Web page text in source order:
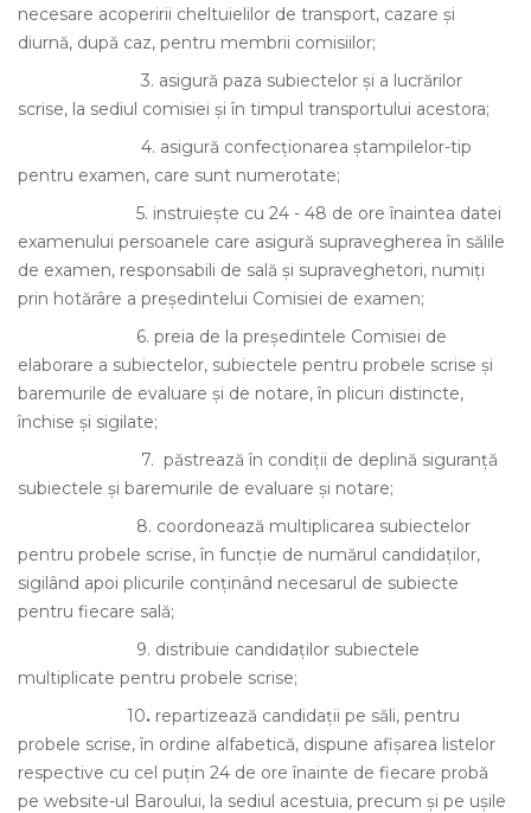
necesare acoperirii cheltuielilor de transport, cazare şi
diurnă, după caz, pentru membrii comisiilor;
3. asigură paza subiectelor şi a lucrărilor
scrise, la sediul comisiei şi în timpul transportului acestora;
4. asigură confecţionarea ştampilelor-tip
pentru examen, care sunt numerotate;
5. instruieşte cu 24 - 48 de ore înaintea datei
examenului persoanele care asigură supravegherea în sălile
de examen, responsabili de sală şi supraveghetori, numiţi
prin hotărâre a preşedintelui Comisiei de examen;
6. preia de la preşedintele Comisiei de
elaborare a subiectelor, subiectele pentru probele scrise şi
baremurile de evaluare şi de notare, în plicuri distincte,
închise şi sigilate;
7. păstrează în condiţii de deplină siguranţă
subiectele şi baremurile de evaluare şi notare;
8. coordonează multiplicarea subiectelor
pentru probele scrise, în funcţie de numărul candidaţilor,
sigilând apoi plicurile conţinând necesarul de subiecte
pentru fiecare sală;
9. distribuie candidaţilor subiectele
multiplicate pentru probele scrise;
10. repartizează candidaţii pe săli, pentru
probele scrise, în ordine alfabetică, dispune afişarea listelor
respective cu cel puţin 24 de ore înainte de fiecare probă
pe website-ul Baroului, la sediul acestuia, precum şi pe uşile